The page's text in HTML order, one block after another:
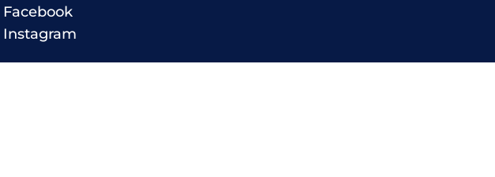
Facebook
Instagram